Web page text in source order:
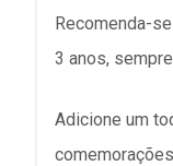
Recomenda-
3 anos,
Adicione um